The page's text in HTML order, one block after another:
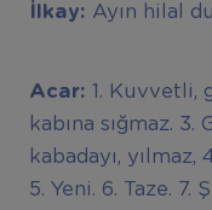
İlkay: Ayın hilal
Acar: 1. Kuvvetli,
kabına sığmaz.
kabadayı,
5. Yeni. 6. Taze. 7.